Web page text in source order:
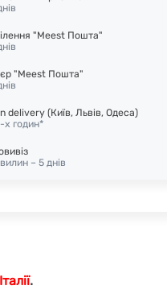
"Meest Пошта"
"Meest Пошта"
delivery (Київ, Львів, Одеса)
х годин*
– 5 днів
Італії.